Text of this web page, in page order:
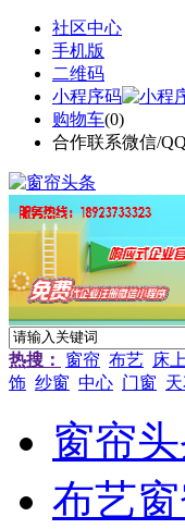
社区中心
手机版
二维码
小程序码
购物车(0)
合作联系微信/
热搜： 窗帘 布艺 床
饰 纱窗 中心 门窗
窗帘
布艺